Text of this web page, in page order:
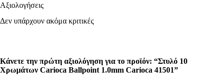
Αξιολογήσεις
Δεν υπάρχουν ακόμα κριτικές
Κάνετε την πρώτη αξιολόγηση για το προϊόν: “Στυλό 10
Χρωμάτων Carioca Ballpoint 1.0mm Carioca 41501”